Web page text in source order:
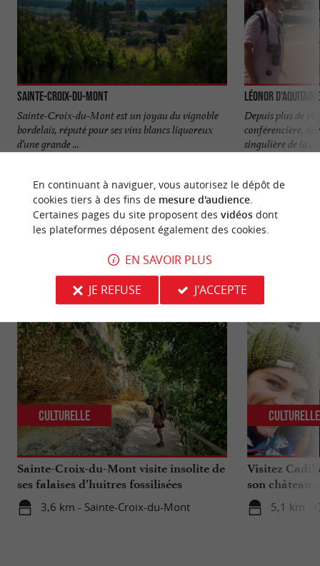
Sainte-Croix-du-Mont
Sainte-Croix-du-Mont est un joyau du vignoble
bordelais, réputé pour ses vins blancs liquoreux
d’une grande ...
Léonor d'Aquitaine
Depuis plus de
conférencière,
singulière de la ...
NOUS AVONS TESTÉPOUR VOUS
Sainte-Croix-du-Mont visite insolite de
ses falaises d’huitres fossilisées
3,6 km - Sainte-Croix-du-Mont
Culturelle
Visitez
son château
5,1 km -
Culturelle
En continuant à naviguer, vous autorisez le dépôt de
cookies tiers à des fins de mesure d'audience.
Certaines pages du site proposent des vidéosdont
les plateformes déposent également des cookies.
EN SAVOIR PLUS
JE REFUSE
J'ACCEPTE